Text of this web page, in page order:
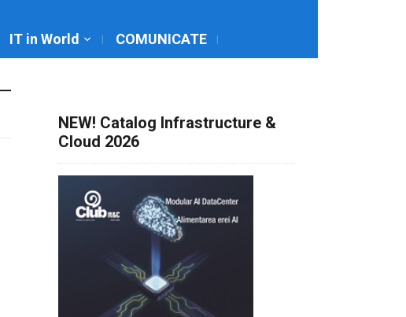
IT in World COMUNICATE
NEW! Catalog Infrastructure &
Cloud 2026